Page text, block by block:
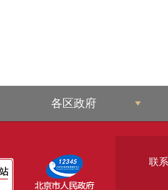
各区政府
联